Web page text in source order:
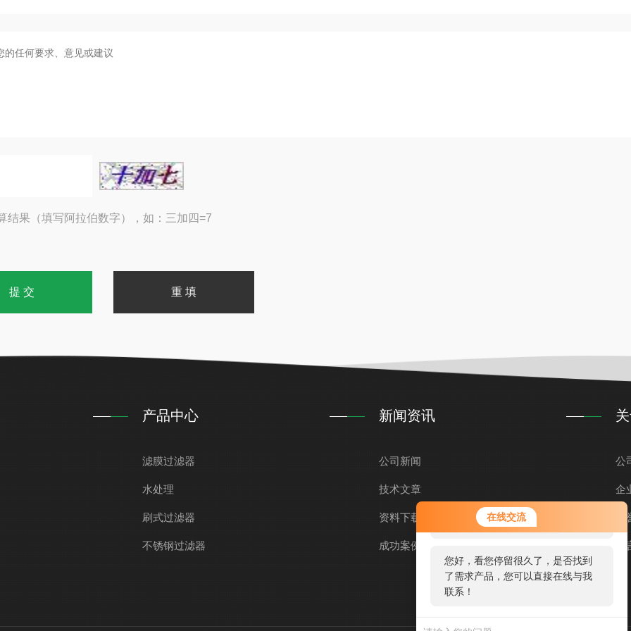
在线交流
您好！欢迎前来咨询，很高兴为您
服务，请问您要咨询什么问题呢？
您好，看您停留很久了，是否找到
了需求产品，您可以直接在线与我
联系！
结果（填写阿拉伯数字），如：三加四=7
产品中心
滤膜过滤器
水处理
刷式过滤器
不锈钢过滤器
新闻资讯
公司新闻
技术文章
资料下载
成功案例
公
企